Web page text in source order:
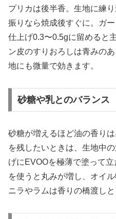
プリカは後半香。生地に練
振りなら焼成後すぐに。ガ
仕上げ0.3〜0.5gに留めると
ン皮のすりおろしは青みの
地にも微量で効きます。
砂糖や乳とのバランス
砂糖が増えるほど油の香り
を残したいときは、生地中
げにEVOOを極薄で塗って
を使うと丸みが増し、オイ
ニラやラムは香りの橋渡しと